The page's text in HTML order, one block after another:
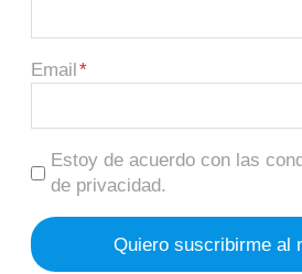
Email
Estoy de acuerdo con las
de privacidad.